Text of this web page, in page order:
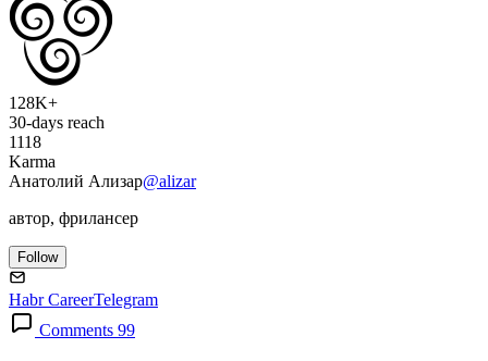
128K+
30-days reach
1118
Karma
Анатолий Ализар@alizar
автор, фрилансер
Follow
Habr CareerTelegram
Comments 99